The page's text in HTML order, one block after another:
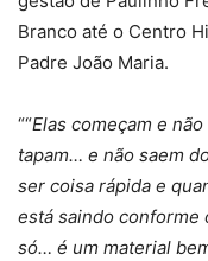
Branco até o Centro
Padre João Maria.
““Elas começam e
tapam… e não saem
ser coisa rápida e
está saindo conforme
só… é um material